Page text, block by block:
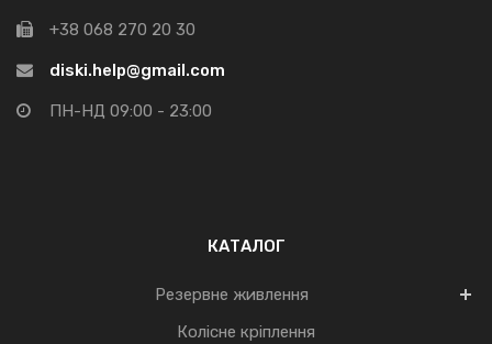
+38 068 270 20 30
diski.help@gmail.com
ПН-НД 09:00 - 23:00
КАТАЛОГ
Резервне живлення
Колісне кріплення